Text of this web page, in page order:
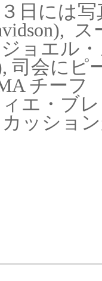
日には
ス
ョエル
司会にピ
チー
エ・ブ
ッショ